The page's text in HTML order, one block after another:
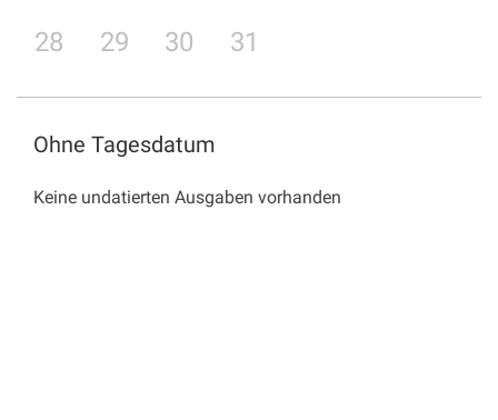
28 29 30 31
Ohne Tagesdatum
Keine undatierten Ausgaben vorhanden